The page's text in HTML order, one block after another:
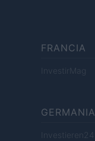
FRANCIA
InvestirMag
GERMANIA
Investieren24